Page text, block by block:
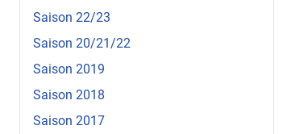
Saison 22/23
Saison 20/21/22
Saison 2019
Saison 2018
Saison 2017